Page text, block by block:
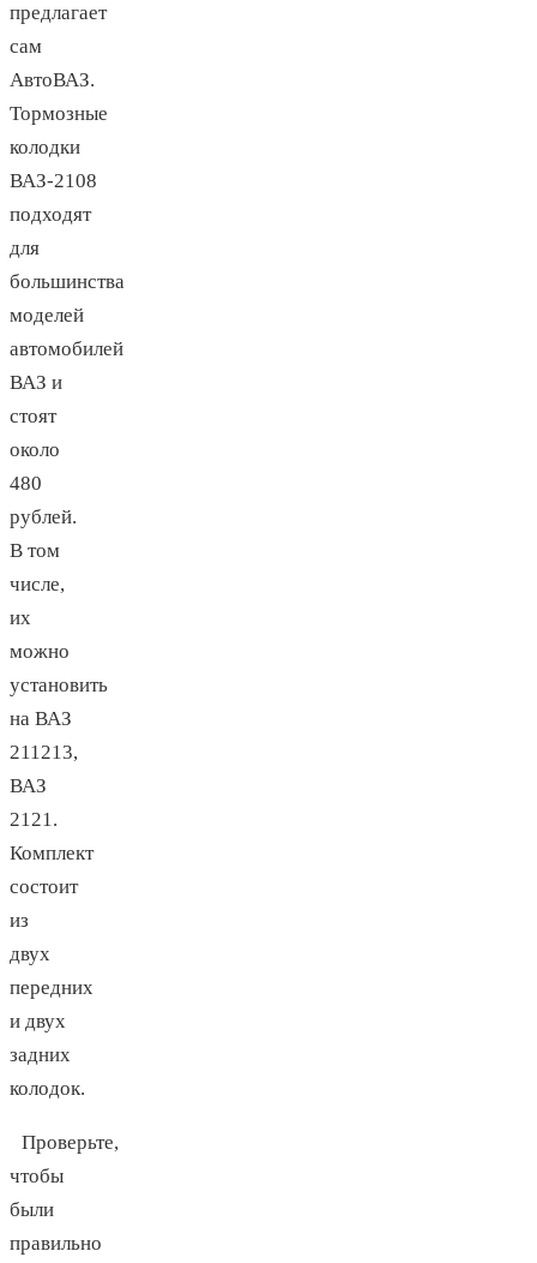
предлагает
сам
АвтоВАЗ.
Тормозные
колодки
ВАЗ-2108
подходят
для
большинства
моделей
автомобилей
ВАЗ и
стоят
около
480
рублей.
В том
числе,
их
можно
установить
на ВАЗ
211213,
ВАЗ
2121.
Комплект
состоит
из
двух
передних
и двух
задних
колодок.
Проверьте,
чтобы
были
правильно